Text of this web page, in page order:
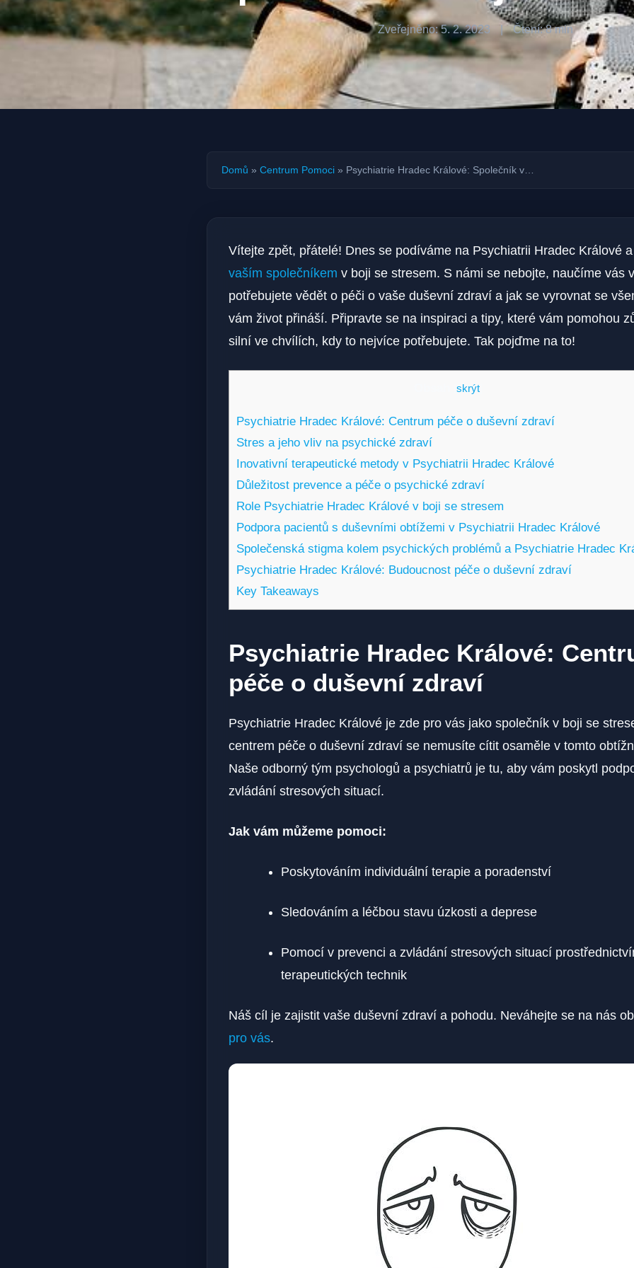
Zveřejněno: 5. 2. 2023 | Čtení: 8 min
Domů » Centrum Pomoci » Psychiatrie Hradec Králové: Společník v…
Vítejte zpět, přátelé! Dnes se podíváme ​na Psychiatrii⁣ Hradec Králové a
vaším společníkem v boji⁢ se⁢ stresem. ​S námi se nebojte, naučíme vás
potřebujete vědět o péči o vaše duševní zdraví a jak se vyrovnat se
vám život přináší. Připravte se na inspiraci a tipy, které vám pomohou
silní ve chvílích, kdy to nejvíce potřebujete. Tak pojďme na to!
skrýt]
Psychiatrie Hradec Králové: Centrum péče o duševní zdraví
Stres​ a jeho vliv na psychické zdraví
Inovativní terapeutické metody v Psychiatrii Hradec Králové
Důležitost prevence a péče o psychické zdraví
Role Psychiatrie Hradec Králové v boji se stresem
Podpora pacientů s duševními⁢ obtížemi v Psychiatrii Hradec Králové
Společenská stigma kolem psychických problémů a ⁤Psychiatrie Hradec
Psychiatrie Hradec Králové: Budoucnost ⁤péče o duševní zdraví
Key Takeaways
Psychiatrie Hradec Králové:
péče o duševní zdraví
Psychiatrie Hradec Králové je zde pro vás ‍jako společník v boji se
centrem péče o⁤ duševní zdraví se nemusíte cítit osaměle v tomto
Naše odborný ⁣tým psychologů ‍a psychiatrů je tu, aby vám poskytl
zvládání stresových situací.
Jak vám⁣ můžeme pomoci:
Poskytováním individuální terapie​ a poradenství
Sledováním a léčbou stavu ‌úzkosti⁣ a deprese
Pomocí⁤ v prevenci a ‍zvládání stresových situací
terapeutických technik
Náš⁣ cíl ‌je zajistit vaše duševní zdraví⁣ a pohodu. ⁤Neváhejte se ​na nás
pro vás.